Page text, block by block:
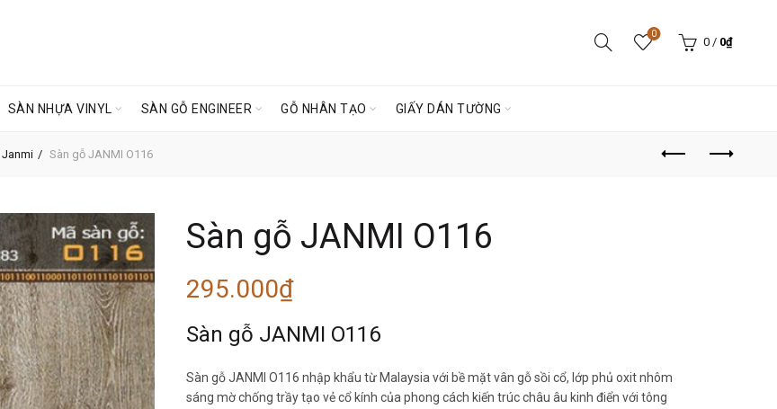
0
0 / 0₫
SÀN NHỰA VINYL SÀN GỖ ENGINEER GỖ NHÂN TẠO GIẤY DÁN TƯỜNG
Janmi Sàn gỗ JANMI O116
Sàn gỗ JANMI O116
295.000₫
Sàn gỗ JANMI O116
Sàn gỗ JANMI O116 nhập khẩu từ Malaysia với bề mặt vân gỗ sồi cổ, lớp phủ oxit nhôm
sáng mờ chống trầy tạo vẻ cổ kính của phong cách kiến trúc châu âu kinh điển với tông